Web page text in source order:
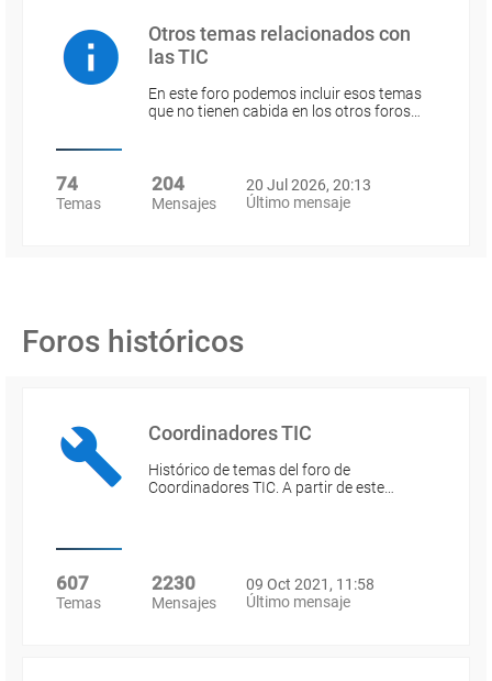
Otros temas relacionados con
las TIC
En este foro podemos incluir esos temas
que no tienen cabida en los otros foros…
74
Temas
204
Mensajes
20 Jul 2026, 20:13
Último mensaje
Foros históricos
Coordinadores TIC
Histórico de temas del foro de
Coordinadores TIC. A partir de este…
607
Temas
2230
Mensajes
09 Oct 2021, 11:58
Último mensaje